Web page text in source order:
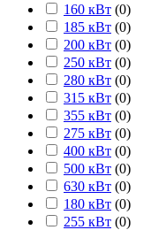
160 кВт (0)
185 кВт (0)
200 кВт (0)
250 кВт (0)
280 кВт (0)
315 кВт (0)
355 кВт (0)
275 кВт (0)
400 кВт (0)
500 кВт (0)
630 кВт (0)
180 кВт (0)
255 кВт (0)